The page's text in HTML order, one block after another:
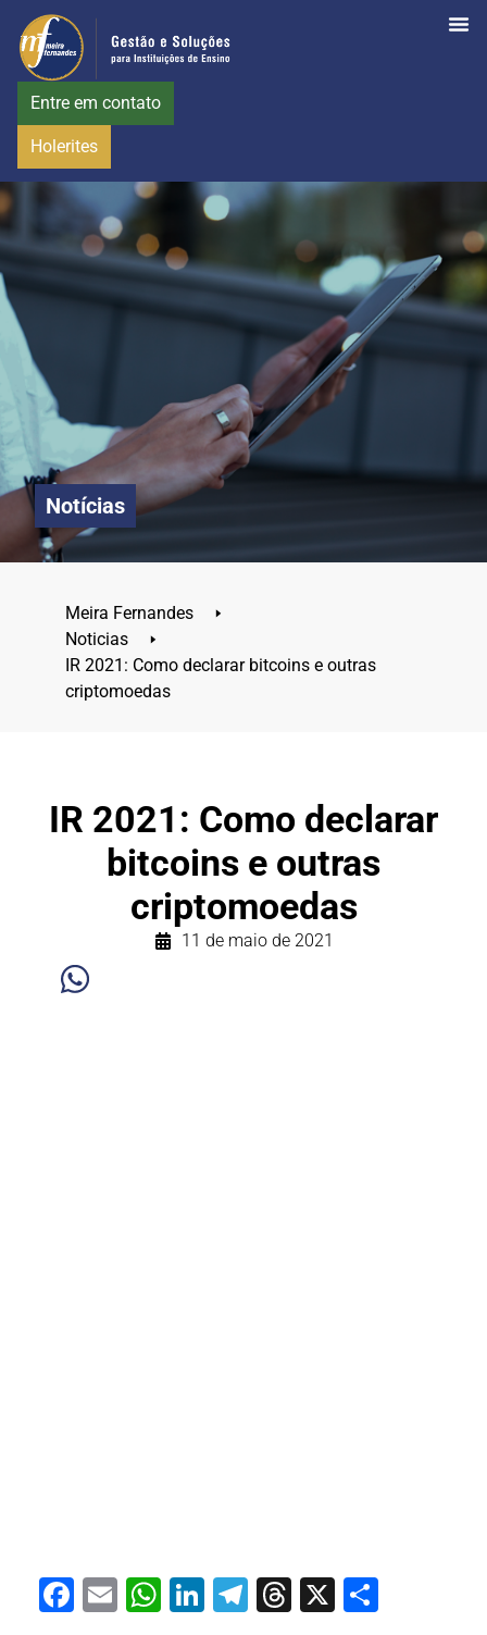
Entre em contato
Holerites
Notícias
Meira Fernandes
🢒
Noticias
🢒
IR 2021: Como declarar bitcoins e outras
criptomoedas
IR 2021: Como declarar
bitcoins e outras
criptomoedas
11 de maio de 2021
Facebook
EmailWhatsApp
LinkedIn
Telegram
Threads
X